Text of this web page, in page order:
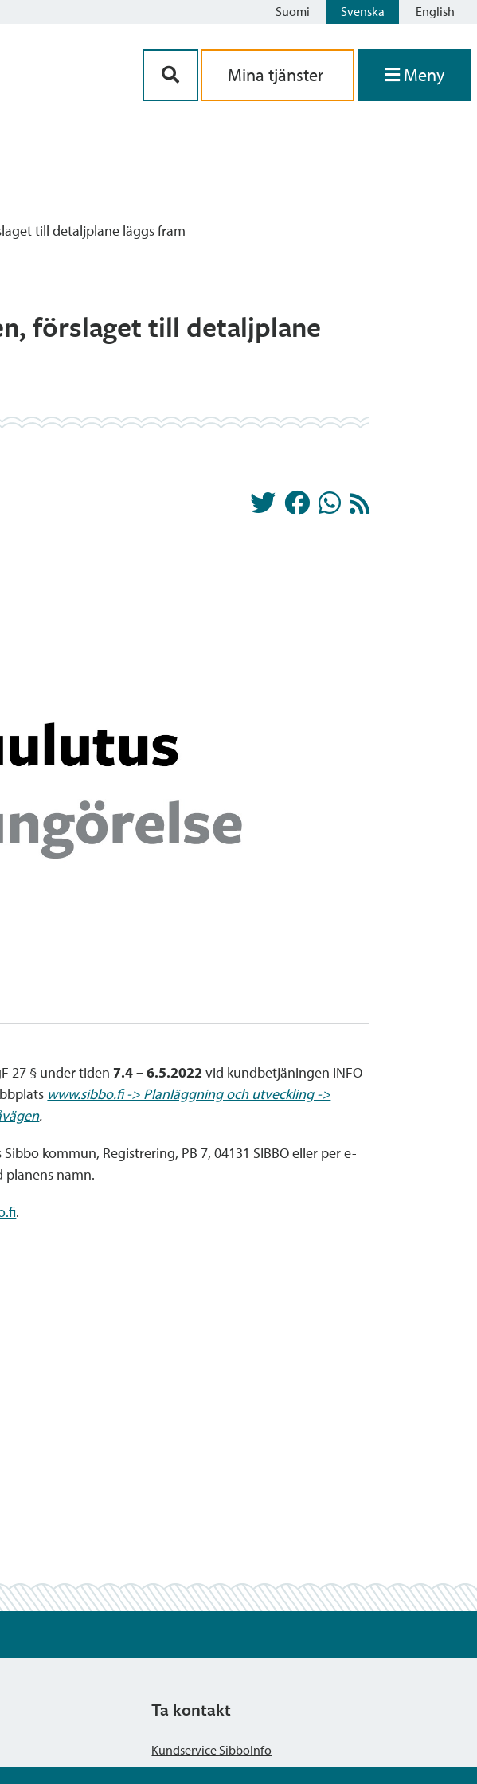
Suomi Svenska English
Mina tjänster Meny
till detaljplane läggs fram
förslaget till detaljplane
27 § under tiden7.4 – 6.5.2022 vid kundbetjäningen INFO
www.sibbo.fi -> Planläggning och utveckling ->
.
Sibbo kommun, Registrering, PB 7, 04131 SIBBO eller per e-
planens namn.
.
Ta kontakt
Kundservice SibboInfo